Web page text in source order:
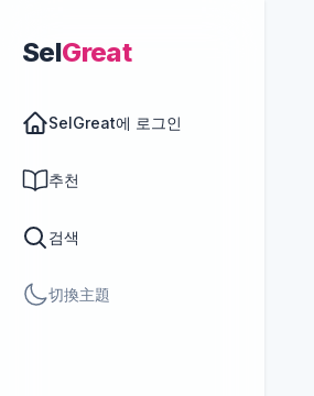
SelGreat
SelGreat에 로그인
추천
검색
切換主題